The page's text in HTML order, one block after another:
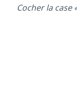
Cocher la